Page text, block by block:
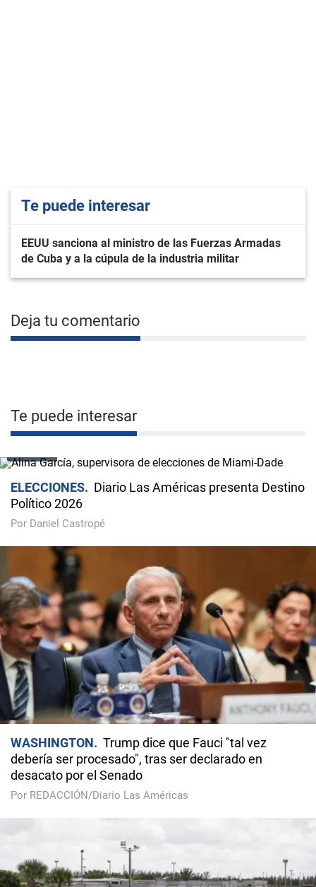
Te puede interesar
EEUU sanciona al ministro de las Fuerzas Armadas
de Cuba y a la cúpula de la industria militar
Deja tu comentario
Te puede interesar
ELECCIONES
Diario Las Américas presenta Destino
Político 2026
Por Daniel Castropé
WASHINGTON
Trump dice que Fauci "tal vez
debería ser procesado", tras ser declarado en
desacato por el Senado
Por REDACCIÓN/Diario Las Américas